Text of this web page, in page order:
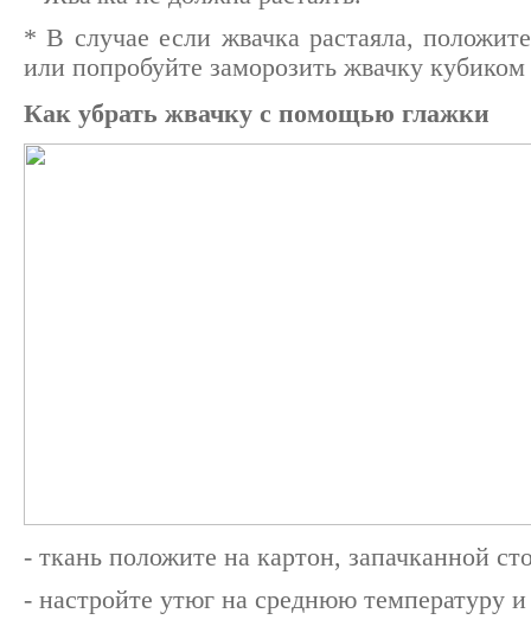
* В случае если жвачка растаяла,
или попробуйте заморозить жвачку кубиком
Как убрать жвачку с помощью глажки
- ткань положите на картон, запачканной
- настройте утюг на среднюю температуру